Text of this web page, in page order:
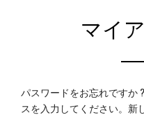
マイ
パスワードをお忘れですか
スを入力してください。新